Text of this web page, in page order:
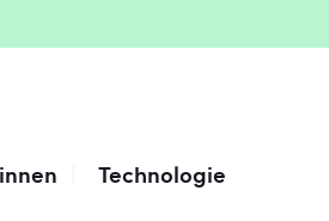
Technologie